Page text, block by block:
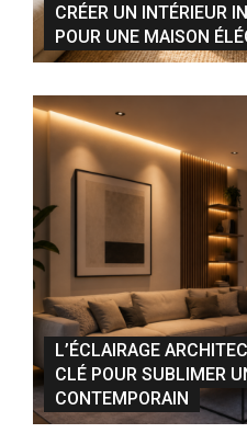
CRÉER UN INTÉRIEUR
POUR UNE MAISON
L’ÉCLAIRAGE
CLÉ POUR SUBLIMER
CONTEMPORAIN